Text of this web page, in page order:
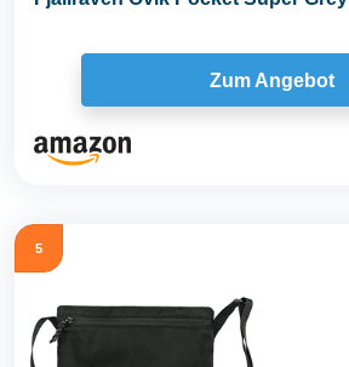
Zum Angebot
5